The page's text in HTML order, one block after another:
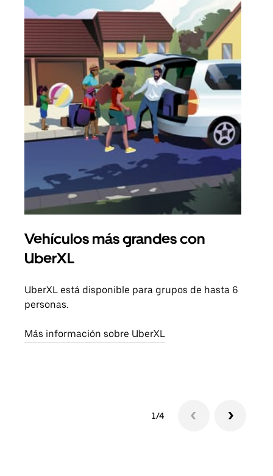
Vehículos más grandes con
UberXL
UberXL está disponible para grupos de hasta 6
personas.
Más información sobre UberXL
1/4